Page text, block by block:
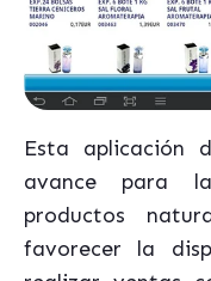
Esta aplicación
avance para
productos
favorecer la